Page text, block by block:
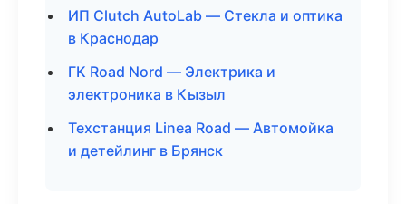
ИП Clutch AutoLab — Стекла и оптика
в Краснодар
ГК Road Nord — Электрика и
электроника в Кызыл
Техстанция Linea Road — Автомойка
и детейлинг в Брянск